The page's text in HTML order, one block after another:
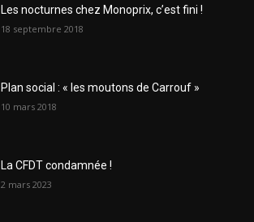
Les nocturnes chez Monoprix, c’est fini !
18 septembre 2018
Plan social : « les moutons de Carrouf »
10 mars 2018
La CFDT condamnée !
2 mars 2023